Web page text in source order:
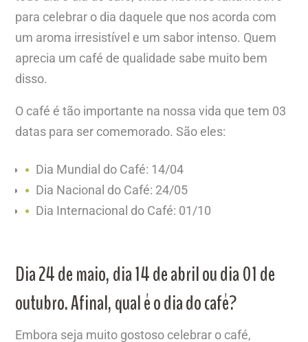
para celebrar o dia daquele que nos acorda com
um aroma irresistível e um sabor intenso. Quem
aprecia um café de qualidade sabe muito bem
disso.
O café é tão importante na nossa vida que tem 03
datas para ser comemorado. São eles:
Dia Mundial do Café: 14/04
Dia Nacional do Café: 24/05
Dia Internacional do Café: 01/10
Dia 24 de maio, dia 14 de abril ou dia 01 de
outubro. Afinal, qual é o dia do café?
Embora seja muito gostoso celebrar o café,